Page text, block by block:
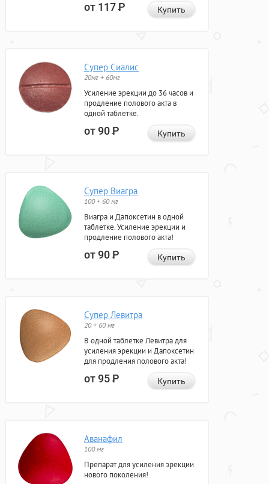
от 117Р Купить
Супер Сиалис
20мг + 60мг
Усиление эрекции до 36 часов и
продление полового акта в
одной таблетке.
от 90Р Купить
Супер Виагра
100 + 60 мг
Виагра и Дапоксетин в одной
таблетке. Усиление эрекции и
продление полового акта!
от 90Р Купить
Супер Левитра
20 + 60 мг
В одной таблетке Левитра для
усиления эрекции и Дапоксетин
для продления полового акта!
от 95Р Купить
Аванафил
100 мг
Препарат для усиления эрекции
нового поколения!